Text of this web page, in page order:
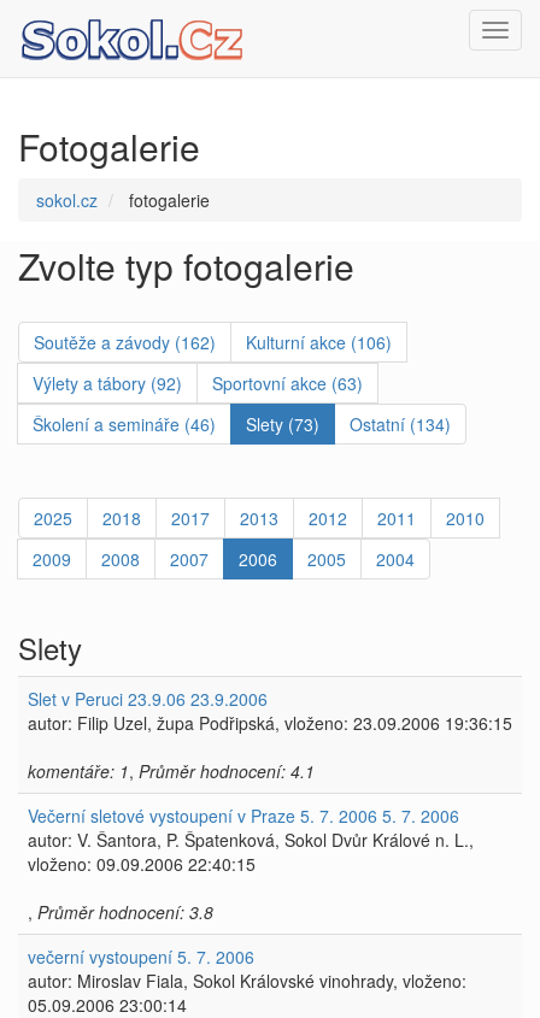
Fotogalerie
sokol.cz fotogalerie
Zvolte typ fotogalerie
Soutěže a závody (162)
Kulturní akce (106)
Výlety a tábory (92)
Sportovní akce (63)
Školení a semináře (46)
Slety (73) Ostatní (134)
2025 2018 2017 2013 2012 2011
2010
2009
2008 2007 2006 2005 2004
Slety
Slet v Peruci 23.9.06 23.9.2006
autor: Filip Uzel, župa Podřipská, vloženo: 23.09.2006 19:36:15
komentáře: 1, Průměr hodnocení: 4.1
Večerní sletové vystoupení v Praze 5. 7. 2006 5. 7. 2006
autor: V. Šantora, P. Špatenková, Sokol Dvůr Králové n. L.,
vloženo: 09.09.2006 22:40:15
, Průměr hodnocení: 3.8
večerní vystoupení 5. 7. 2006
autor: Miroslav Fiala, Sokol Královské vinohrady, vloženo:
05.09.2006 23:00:14